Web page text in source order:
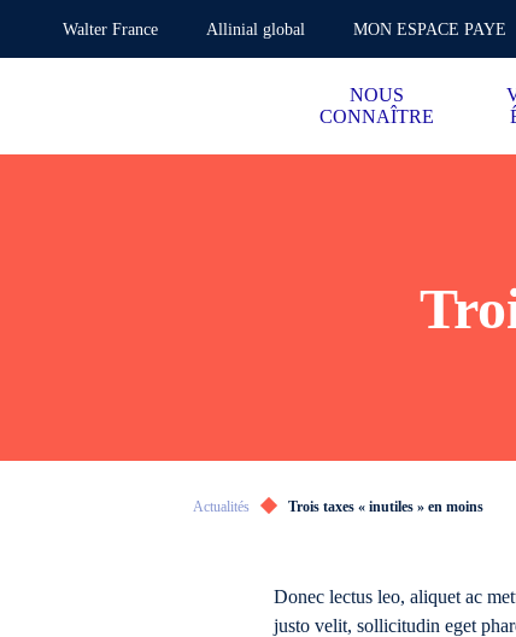
Walter France Allinial global MON ESPACE PAYE
NOUS
CONNAÎTRE
Actualités Trois taxes « inutiles » en moins
Donec lectus leo, aliquet ac
justo velit, sollicitudin eget